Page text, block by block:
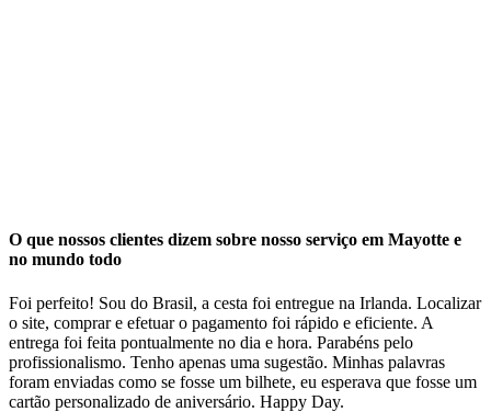
O que nossos clientes dizem sobre nosso serviço em Mayotte e
no mundo todo
Foi perfeito! Sou do Brasil, a cesta foi entregue na Irlanda. Localizar
o site, comprar e efetuar o pagamento foi rápido e eficiente. A
entrega foi feita pontualmente no dia e hora. Parabéns pelo
profissionalismo. Tenho apenas uma sugestão. Minhas palavras
foram enviadas como se fosse um bilhete, eu esperava que fosse um
cartão personalizado de aniversário. Happy Day.